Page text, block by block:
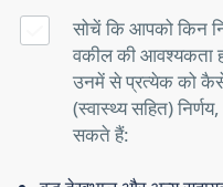
सोचें कि आपको किन
वकील की आवश्यकता
उनमें से प्रत्येक को
(स्वास्थ्य सहित)
सकते हैं: